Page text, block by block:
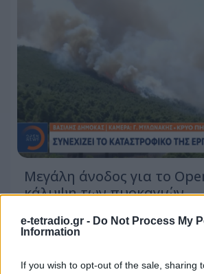
e-tetradio.gr - Do Not Process My
Information
If you wish to opt-out of the sale, sharing
Μεγάλη άνοδος για το
κάλυψη των πυρκαγιών
03.08.2026 - 14:17